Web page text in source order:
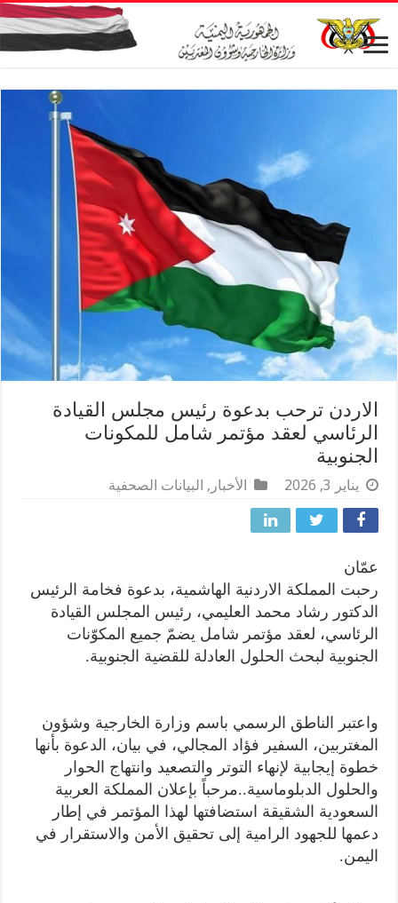
الاردن ترحب بدعوة رئيس مجلس القيادة
الرئاسي لعقد مؤتمر شامل للمكونات
الجنوبية
يناير 3, 2026 الأخبار , البيانات الصحفية
عمّان
رحبت المملكة الاردنية الهاشمية، بدعوة فخامة الرئيس
الدكتور رشاد محمد العليمي، رئيس المجلس القيادة
الرئاسي، لعقد مؤتمر شامل يضمّ جميع المكوّنات
الجنوبية لبحث الحلول العادلة للقضية الجنوبية.
واعتبر الناطق الرسمي باسم وزارة الخارجية وشؤون
المغتربين، السفير فؤاد المجالي، في بيان، الدعوة بأنها
خطوة إيجابية لإنهاء التوتر والتصعيد وانتهاج الحوار
والحلول الدبلوماسية..مرحباً بإعلان المملكة العربية
السعودية الشقيقة استضافتها لهذا المؤتمر في إطار
دعمها للجهود الرامية إلى تحقيق الأمن والاستقرار في
اليمن.